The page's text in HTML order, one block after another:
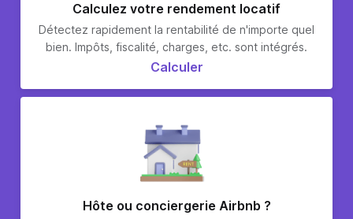
Calculez votre rendement locatif
Détectez rapidement la rentabilité de n'importe quel
bien. Impôts, fiscalité, charges, etc. sont intégrés.
Calculer
Hôte ou conciergerie Airbnb ?